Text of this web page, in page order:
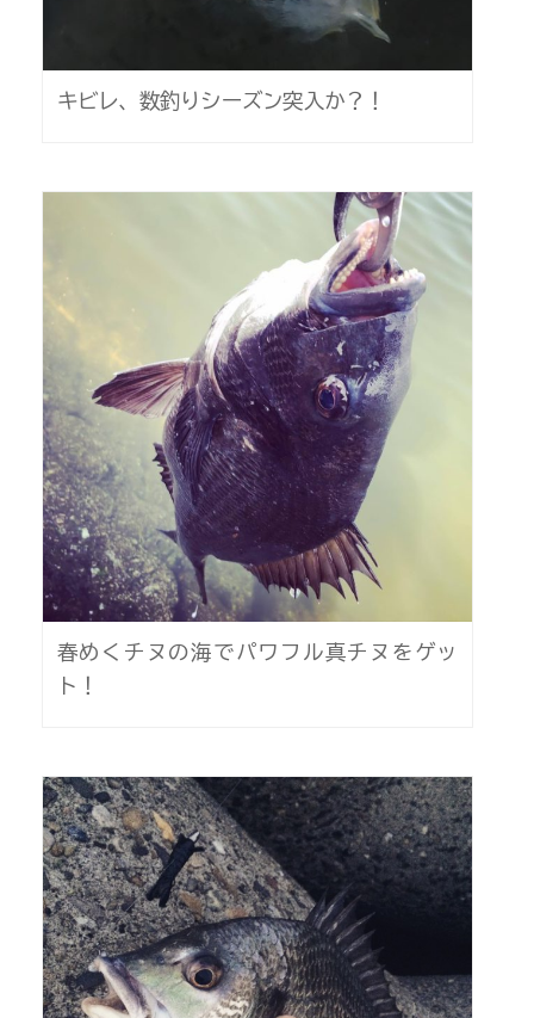
キビレ、数釣りシーズン突入か？！
春めくチヌの海でパワフル真チヌをゲッ
ト！